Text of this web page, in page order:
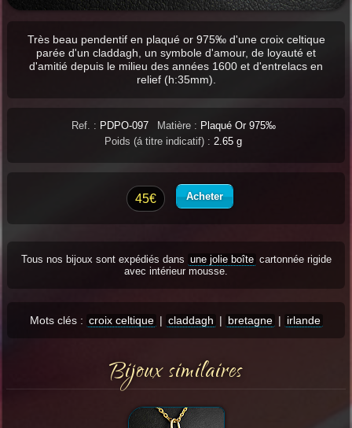
Très beau pendentif en plaqué or 975‰ d'une croix celtique
parée d'un claddagh, un symbole d'amour, de loyauté et
d'amitié depuis le milieu des années 1600 et d'entrelacs en
relief (h:35mm).
Ref. : PDPO-097 Matière : Plaqué Or 975‰
Poids (á titre indicatif) : 2.65 g
45€ Acheter
Tous nos bijoux sont expédiés dans une jolie boîte cartonnée rigide
avec intérieur mousse.
Mots clés : croix celtique | claddagh | bretagne | irlande
Bijoux similaires